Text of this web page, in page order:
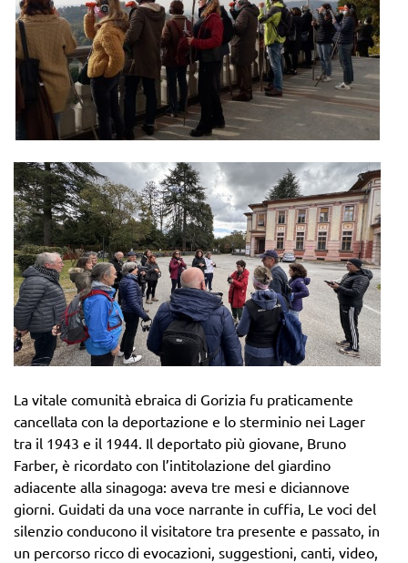
La vitale comunità ebraica di Gorizia fu praticamente
cancellata con la deportazione e lo sterminio nei Lager
tra il 1943 e il 1944. Il deportato più giovane, Bruno
Farber, è ricordato con l’intitolazione del giardino
adiacente alla sinagoga: aveva tre mesi e diciannove
giorni. Guidati da una voce narrante in cuffia, Le voci del
silenzio conducono il visitatore tra presente e passato, in
un percorso ricco di evocazioni, suggestioni, canti, video,